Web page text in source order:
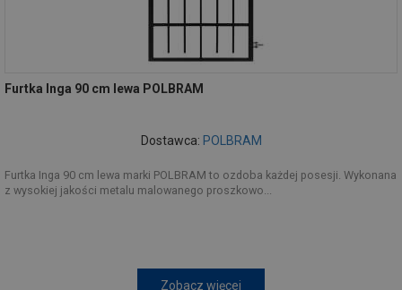
Furtka Inga 90 cm lewa POLBRAM
Dostawca: POLBRAM
Furtka Inga 90 cm lewa marki POLBRAM to ozdoba każdej posesji. Wykonana
z wysokiej jakości metalu malowanego proszkowo...
Zobacz więcej